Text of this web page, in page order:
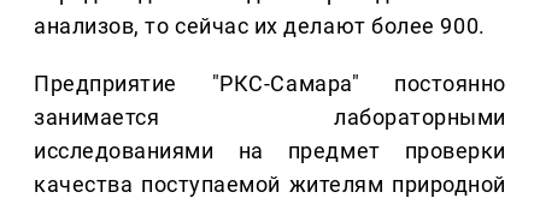
анализов, то сейчас их делают более 900.
Предприятие "РКС-Самара" постоянно
занимается лабораторными
исследованиями на предмет проверки
качества поступаемой жителям природной